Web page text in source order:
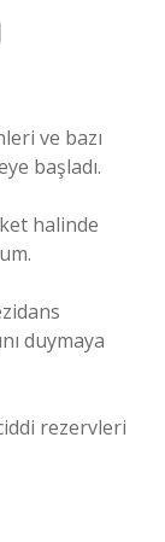
ve bazı
başladı.
halinde
duymaya
rezervleri